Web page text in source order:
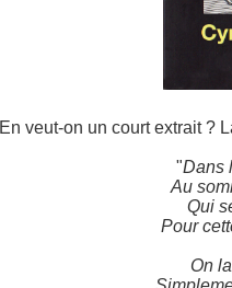
En veut-on un court extrait ?
"Dans
Au
Qui
Pour
On